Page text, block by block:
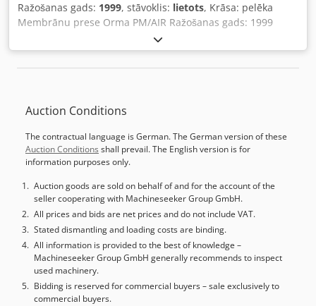
Ražošanas gads: 1999, stāvoklis: lietots, Krāsa: pelēka
Membrānu prese Orma PM/AIR Ražošanas gads: 1999
Sērijas numurs: 52850199 Izmēri: 2300 x 900 mm
Maksimālais plāksnes izmērs: 2200 x 800 mm Maksimālais
plāksnes biezums: 40 mm 8 cilindri, diametrs 100 mm
Cedpjwnhicefx Alnjha 380 V, 35 ampēri Izmēri: 3900 x 1800
Dokumentācija pieejama: Nē - CE sertifikāts pieejams: Nē -
Sērijas numurs: 52850199 - Galvenā motora jauda [kW]:
17.3 - Maks. sagataves garums [mm]: 2200 - Maks.
sagataves platums [mm]: 800 - Maks. sagataves augstums
[mm]: 40 - Cilindru skaits [gab.]: 8 - Cilindra diametrs
[mm]: 100 - Kopējais darba spiediens [tonnas]: 160 - Darba
spiediens [kg/cm²]: 6 - Apkures katls: Jā Finanšu
informācija PVN: Norādītajai cenai tiek piemērots PVN
PVN/Starpposma aplikšana: PVN atskaitāms uzņēmējiem
Piegāde un iekārtu pieņemšana maiņā iespējama jebkurā
laikā visa industriālā sektora ietvaros Yorick Diebels
Auction Conditions
The contractual language is German. The German version of these
Auction Conditions shall prevail. The English version is for
information purposes only.
Auction goods are sold on behalf of and for the account of the
seller cooperating with Machineseeker Group GmbH.
All prices and bids are net prices and do not include VAT.
Stated dismantling and loading costs are binding.
All information is provided to the best of knowledge –
Machineseeker Group GmbH generally recommends to inspect
used machinery.
Bidding is reserved for commercial buyers – sale exclusively to
commercial buyers.